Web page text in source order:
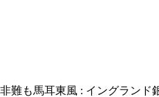
難も馬耳東風 : イングランド